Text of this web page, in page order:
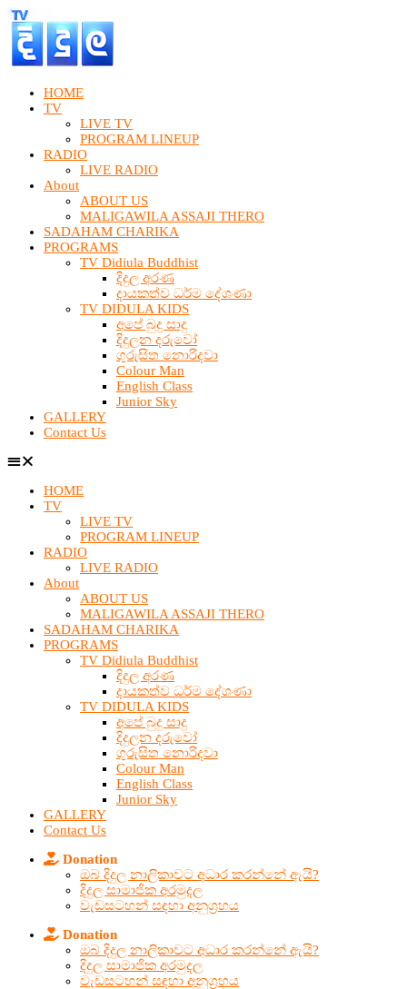
HOME
TV
LIVE TV
PROGRAM LINEUP
RADIO
LIVE RADIO
About
ABOUT US
MALIGAWILA ASSAJI THERO
SADAHAM CHARIKA
PROGRAMS
TV Didiula Buddhist
දිදුල අරණ
දායකත්ව ධර්ම දේශණා
TV DIDULA KIDS
අපේ බුදු සාදු
දිදුලන දරුවෝ
ගුරුසිත නොරිදවා
Colour Man
English Class
Junior Sky
GALLERY
Contact Us
HOME
TV
LIVE TV
PROGRAM LINEUP
RADIO
LIVE RADIO
About
ABOUT US
MALIGAWILA ASSAJI THERO
SADAHAM CHARIKA
PROGRAMS
TV Didiula Buddhist
දිදුල අරණ
දායකත්ව ධර්ම දේශණා
TV DIDULA KIDS
අපේ බුදු සාදු
දිදුලන දරුවෝ
ගුරුසිත නොරිදවා
Colour Man
English Class
Junior Sky
GALLERY
Contact Us
Donation
ඔබ දිදුල නාලිකාවට අධාර කරන්නේ ඇයි?
දිදුල සාමාජික අරමුදල
වැඩසටහන් සඳහා අනුග්‍රහය
Donation
ඔබ දිදුල නාලිකාවට අධාර කරන්නේ ඇයි?
දිදුල සාමාජික අරමුදල
වැඩසටහන් සඳහා අනුග්‍රහය